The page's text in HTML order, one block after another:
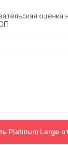
оценка
Platinum Large